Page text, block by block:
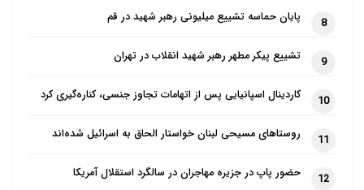
تنوع محصول
، دومین برگ برنده چینی‌ها در این
میدان است. طیف گسترده‌ای از مواد غذایی حلال از جمله
برنج، ادویه، انواع کنسرو، آبزیان و گوشت‌های فرآوری شده
مصرف‌کنندگان را تامین کند. این تنوع، دست واردکنندگان
ایرانی را برای عرضه سبد کالایی متنوع به بازار کشور باز
که نباید نادیده گرفته شود. با برقراری روابط تجاری با چین،
8 پایان حماسه تشییع میلیونی رهبر شهید در قم
9 تشییع پیکر مطهر رهبر شهید انقلاب در تهران
10 کاردینال اسپانیایی پس از اتهامات تجاوز جنسی، کناره‌گیری کرد
11 روستاهای مسیحی لبنان خواستار الحاق به اسرائیل شده‌اند
12 حضور پاپ در جزیره مهاجران در سالگرد استقلال آمریکا